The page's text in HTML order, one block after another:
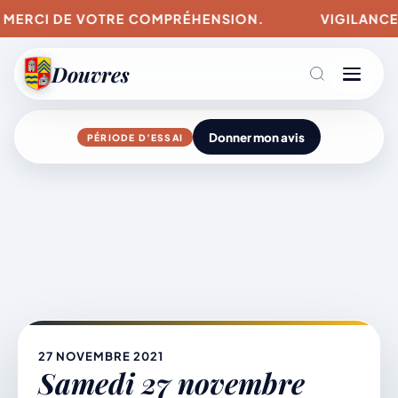
DE VOTRE COMPRÉHENSION. VIGILANCES
Douvres
Agenda
Mairie & Vie municipale
PÉRIODE D’ESSAI Donner mon avis
27 NOVEMBRE 2021
Samedi 27 novembre